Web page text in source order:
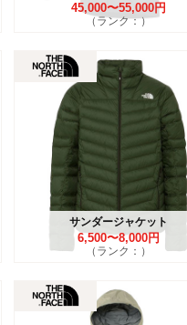
45,000〜55,000円
（ランク：）
サンダージャケット
6,500〜8,000円
（ランク：）